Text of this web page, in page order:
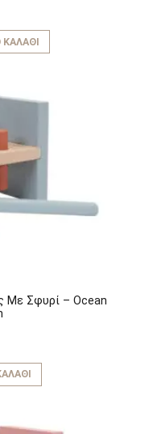
Με Σφυρί – Ocean